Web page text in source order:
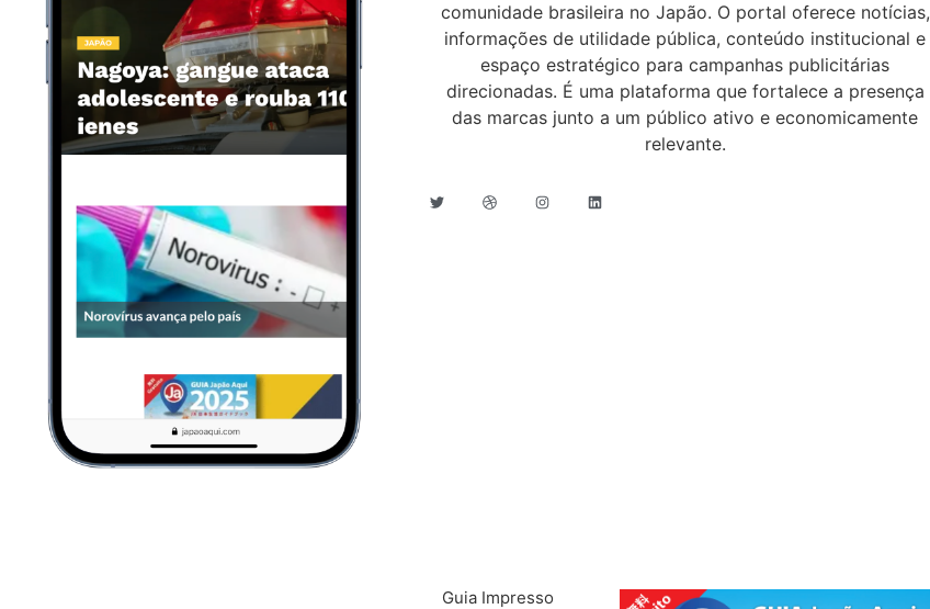
comunidade brasileira no Japão. O portal oferece notícias,
informações de utilidade pública, conteúdo institucional e
espaço estratégico para campanhas publicitárias
direcionadas. É uma plataforma que fortalece a presença
das marcas junto a um público ativo e economicamente
relevante.
Guia Impresso